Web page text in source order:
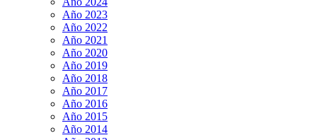
Año 2023
Año 2022
Año 2021
Año 2020
Año 2019
Año 2018
Año 2017
Año 2016
Año 2015
Año 2014